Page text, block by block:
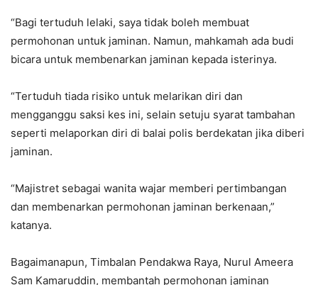
“Bagi tertuduh lelaki, saya tidak boleh membuat
permohonan untuk jaminan. Namun, mahkamah ada budi
bicara untuk membenarkan jaminan kepada isterinya.
“Tertuduh tiada risiko untuk melarikan diri dan
mengganggu saksi kes ini, selain setuju syarat tambahan
seperti melaporkan diri di balai polis berdekatan jika diberi
jaminan.
“Majistret sebagai wanita wajar memberi pertimbangan
dan membenarkan permohonan jaminan berkenaan,”
katanya.
Bagaimanapun, Timbalan Pendakwa Raya, Nurul Ameera
Sam Kamaruddin, membantah permohonan jaminan